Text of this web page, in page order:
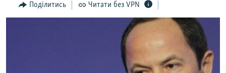
навігації
Перейти
БЛОГИПоділитись Читати без VPN